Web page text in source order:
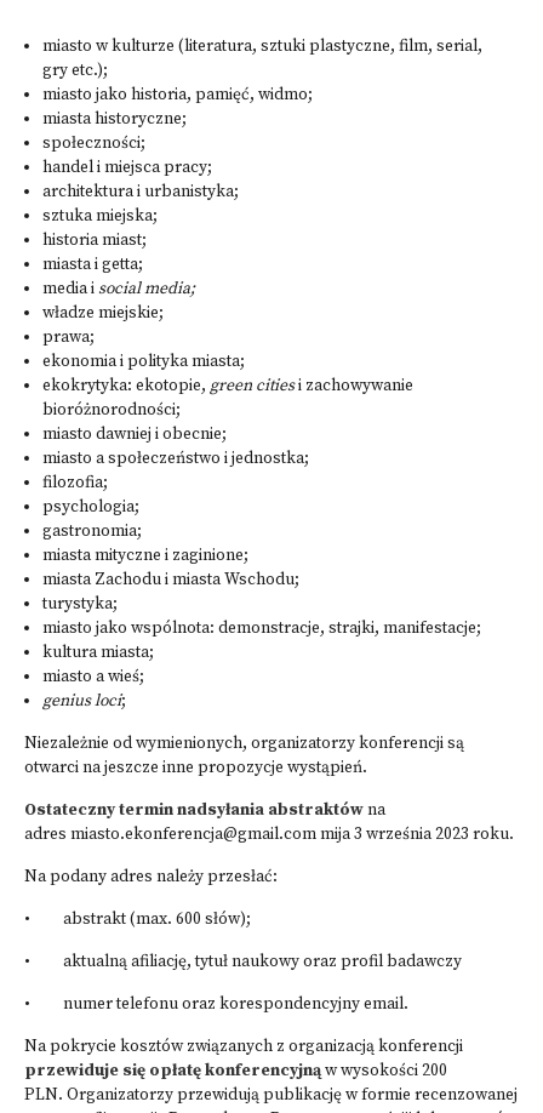
miasto w kulturze (literatura, sztuki plastyczne, film, serial,
gry etc.);
miasto jako historia, pamięć, widmo;
miasta historyczne;
społeczności;
handel i miejsca pracy;
architektura i urbanistyka;
sztuka miejska;
historia miast;
miasta i getta;
media isocial media;
władze miejskie;
prawa;
ekonomia i polityka miasta;
ekokrytyka: ekotopie, green citiesi zachowywanie
bioróżnorodności;
miasto dawniej i obecnie;
miasto a społeczeństwo i jednostka;
filozofia;
psychologia;
gastronomia;
miasta mityczne i zaginione;
miasta Zachodu i miasta Wschodu;
turystyka;
miasto jako wspólnota: demonstracje, strajki, manifestacje;
kultura miasta;
miasto a wieś;
genius loci;
Niezależnie od wymienionych, organizatorzy konferencji są
otwarci na jeszcze inne propozycje wystąpień.
Ostateczny termin nadsyłania abstraktówna
adres miasto.ekonferencja@gmail.com mija 3 września 2023 roku.
Na podany adres należy przesłać:
• abstrakt (max. 600 słów);
• aktualną afiliację, tytuł naukowy oraz profil badawczy
• numer telefonu oraz korespondencyjny email.
Na pokrycie kosztów związanych z organizacją konferencji
przewiduje się opłatę konferencyjnąw wysokości 200
PLN. Organizatorzy przewidują publikację w formie recenzowanej